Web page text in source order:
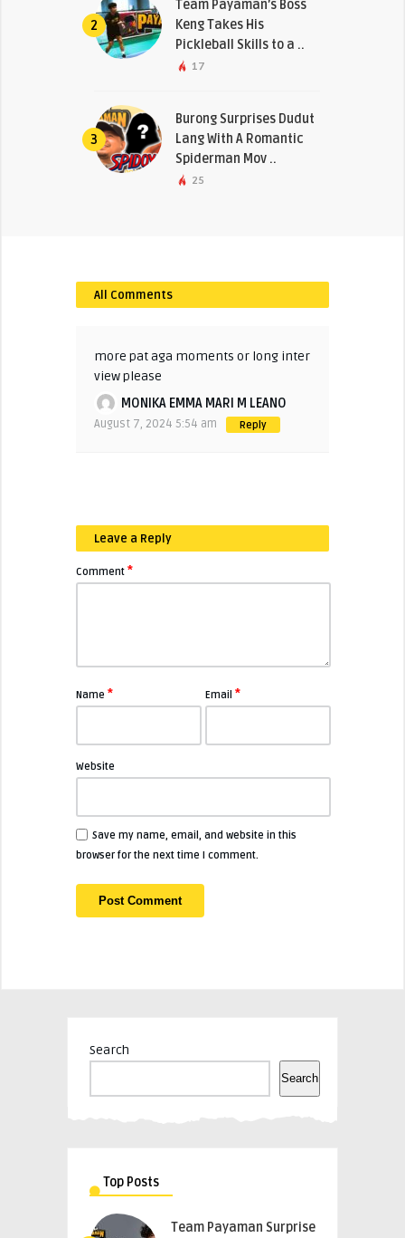
2
Team Payaman’s Boss
Keng Takes His
Pickleball Skills to a ..
17
3
Burong Surprises Dudut
Lang With A Romantic
Spiderman Mov ..
25
All Comments
more pat aga moments or long inter
view please
MONIKA EMMA MARI M LEANO
August 7, 2024 5:54 am Reply
Leave a Reply
Comment *
Name * Email*
Website
Save my name, email, and website in this
browser for the next time I comment.
Search
Search
Top Posts
Team Payaman Surprise